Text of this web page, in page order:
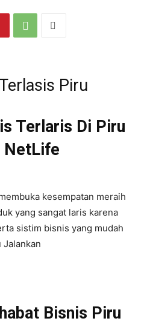
Terlaris Di Piru
NetLife
kesempatan meraih
yang sangat laris karena
sistim bisnis yang mudah
Jalankan
Bisnis Piru